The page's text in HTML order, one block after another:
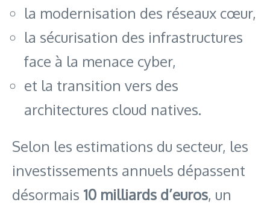
la modernisation des réseaux cœur,
la sécurisation des infrastructures
face à la menace cyber,
et la transition vers des
architectures cloud natives.
Selon les estimations du secteur, les
investissements annuels dépassent
désormais 10 milliards d’euros, un